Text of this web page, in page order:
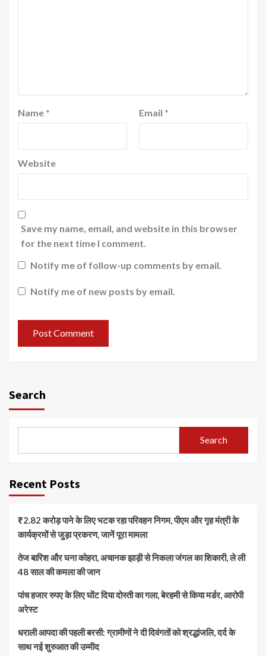
Name * Email *
Website
Save my name, email, and website in this browser
for the next time I comment.
Notify me of follow-up comments by email.
Notify me of new posts by email.
Search
Search
Recent Posts
₹2.82 करोड़ पाने के लिए भटक रहा परिवहन निगम, पीएम और गृह मंत्री के
कार्यक्रमों से जुड़ा प्रकरण, जानें पूरा मामला
तेज बारिश और घना कोहरा, अचानक झाड़ी से निकला जंगल का शिकारी, ले ली
48 साल की कमला की जान
पांच हजार रुपए के लिए घोंट दिया दोस्ती का गला, बेरहमी से किया मर्डर, आरोपी
अरेस्ट
धराली आपदा की पहली बरसी: ग्रामीणों ने दी दिवंगतों को श्रद्धांजलि, दर्द के
साथ नई शुरुआत की उम्मीद